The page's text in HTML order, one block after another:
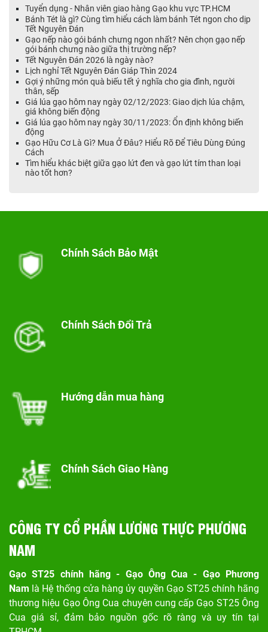
Tuyển dụng - Nhân viên giao hàng Gạo khu vực TP.HCM
Bánh Tét là gì? Cùng tìm hiểu cách làm bánh Tét ngon cho dịp
Tết Nguyên Đán
Gạo nếp nào gói bánh chưng ngon nhất? Nên chọn gạo nếp
gói bánh chưng nào giữa thị trường nếp?
Tết Nguyên Đán 2026 là ngày nào?
Lịch nghỉ Tết Nguyên Đán Giáp Thìn 2024
Gợi ý những món quà biếu tết ý nghĩa cho gia đình, người
thân, sếp
Giá lúa gạo hôm nay ngày 02/12/2023: Giao dịch lúa chậm,
giá không biến động
Giá lúa gạo hôm nay ngày 30/11/2023: Ổn định không biến
động
Gạo Hữu Cơ Là Gì? Mua Ở Đâu? Hiểu Rõ Để Tiêu Dùng Đúng
Cách
Tìm hiểu khác biệt giữa gạo lứt đen và gạo lứt tím than loại
nào tốt hơn?
Chính Sách Bảo Mật
Chính Sách Đổi Trả
Hướng dẫn mua hàng
Chính Sách Giao Hàng
CÔNG TY CỔ PHẦN LƯƠNG THỰC PHƯƠNG
NAM
Gạo ST25 chính hãng - Gạo Ông Cua - Gạo Phương
Nam là Hệ thống cửa hàng ủy quyền Gạo ST25 chính hãng
thương hiệu Gạo Ông Cua chuyên cung cấp Gạo ST25 Ông
Cua giá sỉ, đảm bảo nguồn gốc rõ ràng và uy tín tại